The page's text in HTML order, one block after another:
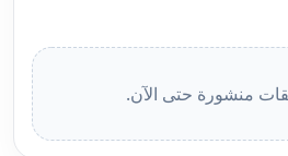
منشورة حتى الآن.